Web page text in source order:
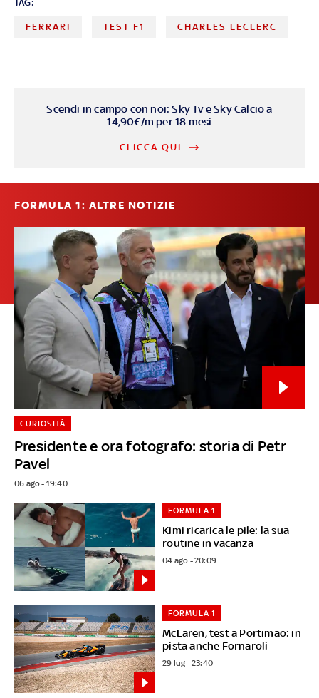
TAG:
FERRARI TEST F1 CHARLES LECLERC
Scendi in campo con noi: Sky Tv e Sky Calcio a
14,90€/m per 18 mesi
CLICCA QUI
FORMULA 1: ALTRE NOTIZIE
Presidente e ora fotografo: storia di Petr
Pavel
CURIOSITÀ
06 ago - 19:40
Kimi ricarica le pile: la sua
routine in vacanza
FORMULA 1
04 ago - 20:09
McLaren, test a Portimao: in
pista anche Fornaroli
FORMULA 1
29 lug - 23:40